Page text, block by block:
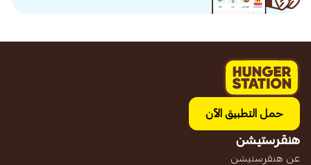
حمل التطبيق الآن
هنقرستيشن
عن هنقرستيشن